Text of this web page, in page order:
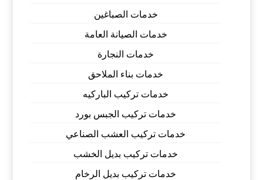
خدمات الصباغين
خدمات الصيانة العامة
خدمات النجارة
خدمات بناء الملاحق
خدمات تركيب الباركيه
خدمات تركيب الجبس بورد
خدمات تركيب العشب الصناعي
خدمات تركيب بديل الخشب
خدمات تركيب بديل الرخام